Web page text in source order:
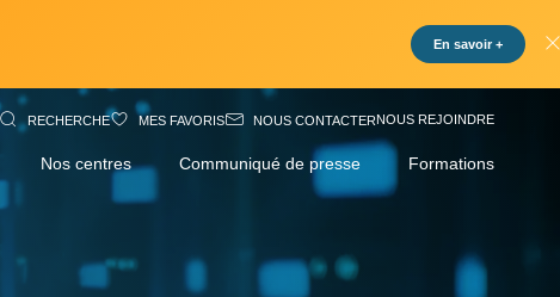
En savoir +
RECHERCHE MES FAVORIS NOUS CONTACTERNOUS REJOINDRE
Nos centres Communiqué de presse Formations